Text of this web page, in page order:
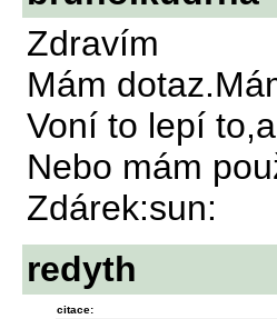
Zdravím
Mám
Voní to lepí
Nebo mám
Zdárek:sun:
redyth
citace: